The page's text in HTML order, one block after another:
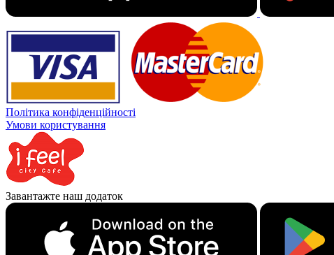
Політика конфіденційності
Умови користування
Завантажте наш додаток